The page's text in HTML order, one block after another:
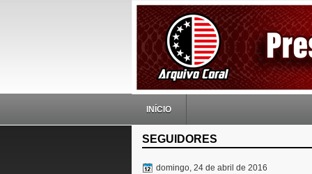
INÍCIO
SEGUIDORES
domingo, 24 de abril de 2016